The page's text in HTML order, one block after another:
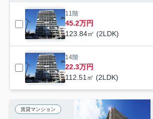
11階
45.2万円
123.84㎡ (2LDK)
14階
22.3万円
112.51㎡ (2LDK)
賃貸マンション